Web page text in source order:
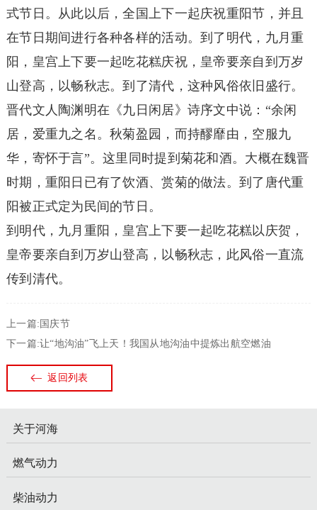
式节日。从此以后，全国上下一起庆祝重阳节，并且
在节日期间进行各种各样的活动。到了明代，九月重
阳，皇宫上下要一起吃花糕庆祝，皇帝要亲自到万岁
山登高，以畅秋志。到了清代，这种风俗依旧盛行。
晋代文人陶渊明在《九日闲居》诗序文中说：“余闲
居，爱重九之名。秋菊盈园，而持醪靡由，空服九
华，寄怀于言”。这里同时提到菊花和酒。大概在魏晋
时期，重阳日已有了饮酒、赏菊的做法。到了唐代重
阳被正式定为民间的节日。
到明代，九月重阳，皇宫上下要一起吃花糕以庆贺，
皇帝要亲自到万岁山登高，以畅秋志，此风俗一直流
传到清代。
上一篇:国庆节
下一篇:让“地沟油”飞上天！我国从地沟油中提炼出航空燃油
返回列表
关于河海
燃气动力
柴油动力